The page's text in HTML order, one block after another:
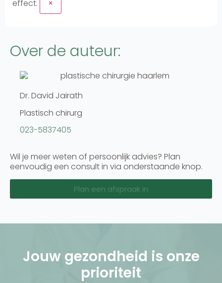
effect.
×
Over de auteur:
Dr. David Jairath
Plastisch chirurg
023-5837405
Wil je meer weten of persoonlijk advies? Plan
eenvoudig een consult in via onderstaande knop.
Plan een afspraak in
Jouw gezondheid is onze
prioriteit